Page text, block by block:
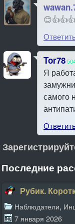
Ответить
Tor78
Я
самого
Последние
Рубик.
Наблюдатели,
7 января 2026